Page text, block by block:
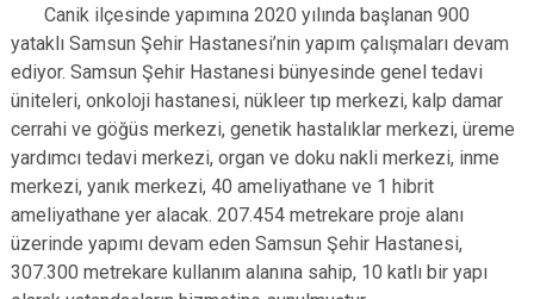
Canik ilçesinde yapımına 2020 yılında başlanan 900
yataklı Samsun Şehir Hastanesi’nin yapım çalışmaları devam
ediyor. Samsun Şehir Hastanesi bünyesinde genel tedavi
üniteleri, onkoloji hastanesi, nükleer tıp merkezi, kalp damar
cerrahi ve göğüs merkezi, genetik hastalıklar merkezi, üreme
yardımcı tedavi merkezi, organ ve doku nakli merkezi, inme
merkezi, yanık merkezi, 40 ameliyathane ve 1 hibrit
ameliyathane yer alacak. 207.454 metrekare proje alanı
üzerinde yapımı devam eden Samsun Şehir Hastanesi,
307.300 metrekare kullanım alanına sahip, 10 katlı bir yapı